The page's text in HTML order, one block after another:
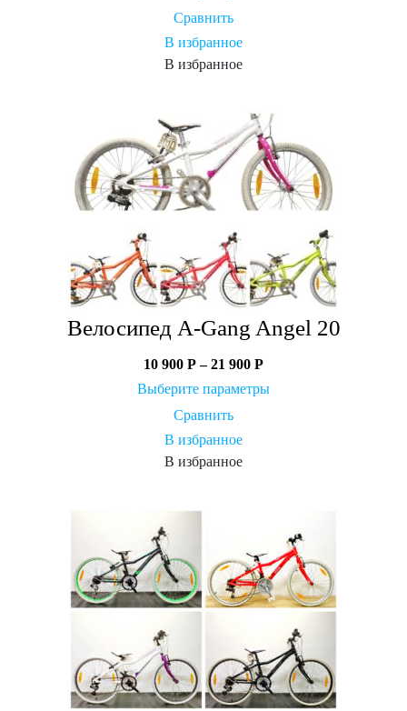
Сравнить
В избранное
В избранное
Велосипед A-Gang Angel 20
10 900 Р–21 900 Р
Выберите параметры
Сравнить
В избранное
В избранное